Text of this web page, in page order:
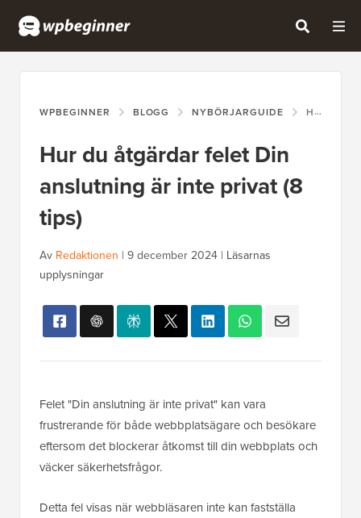
WPBEGINNER BLOGG NYBÖRJARGUIDE HUR DU ÅTGÄRDAR FELET DIN ANSLUTNING ÄR INTE PRIVAT (8 TIPS)
Hur du åtgärdar felet Din
anslutning är inte privat (8
tips)
Av Redaktionen | 9 december 2024 | Läsarnas
upplysningar
Felet "Din anslutning är inte privat" kan vara
frustrerande för både webbplatsägare och besökare
eftersom det blockerar åtkomst till din webbplats och
väcker säkerhetsfrågor.
Detta fel visas när webbläsaren inte kan fastställa